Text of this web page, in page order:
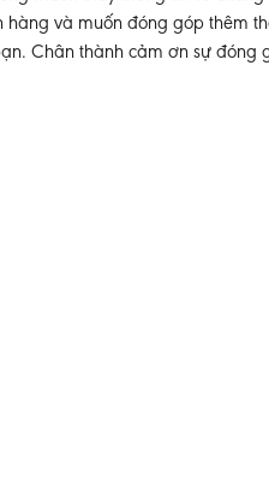
hàng và muốn đóng góp thêm
Chân thành cảm ơn sự đóng